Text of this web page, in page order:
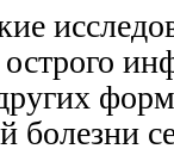
болезни